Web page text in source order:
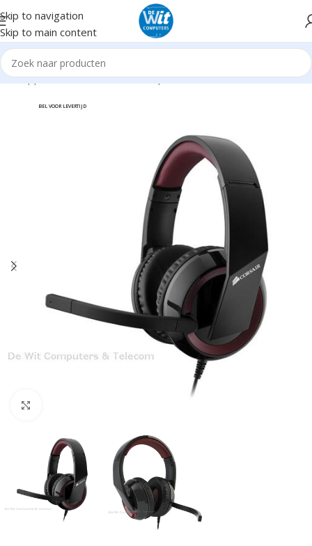
Skip to navigation
Skip to main content
Headsets/Headph./microf. Headsets incl. mic
BEL VOOR LEVERTIJD